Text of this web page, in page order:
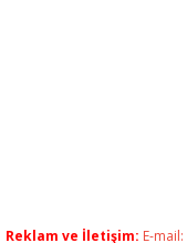
Reklam ve İletişim: E-mail: